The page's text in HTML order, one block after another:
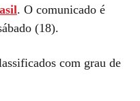
. O comunicado é
(18).
com grau de